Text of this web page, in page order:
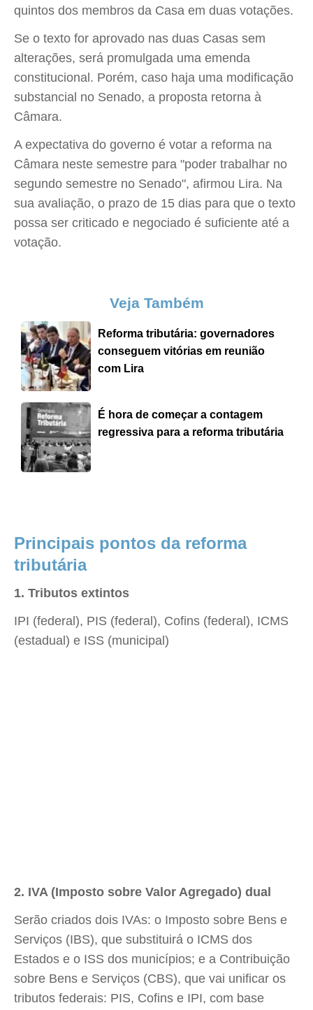
quintos dos membros da Casa em duas votações.
Se o texto for aprovado nas duas Casas sem
alterações, será promulgada uma emenda
constitucional. Porém, caso haja uma modificação
substancial no Senado, a proposta retorna à
Câmara.
A expectativa do governo é votar a reforma na
Câmara neste semestre para "poder trabalhar no
segundo semestre no Senado", afirmou Lira. Na
sua avaliação, o prazo de 15 dias para que o texto
possa ser criticado e negociado é suficiente até a
votação.
Veja Também
Reforma tributária: governadores
conseguem vitórias em reunião
com Lira
É hora de começar a contagem
regressiva para a reforma tributária
Principais pontos da reforma
tributária
1. Tributos extintos
IPI (federal), PIS (federal), Cofins (federal), ICMS
(estadual) e ISS (municipal)
2. IVA (Imposto sobre Valor Agregado) dual
Serão criados dois IVAs: o Imposto sobre Bens e
Serviços (IBS), que substituirá o ICMS dos
Estados e o ISS dos municípios; e a Contribuição
sobre Bens e Serviços (CBS), que vai unificar os
tributos federais: PIS, Cofins e IPI, com base